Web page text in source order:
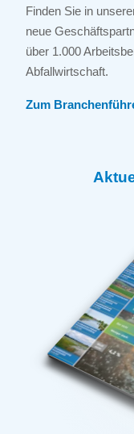
Finden Sie in
neue
über 1.000
Abfallwirtschaft.
Zum